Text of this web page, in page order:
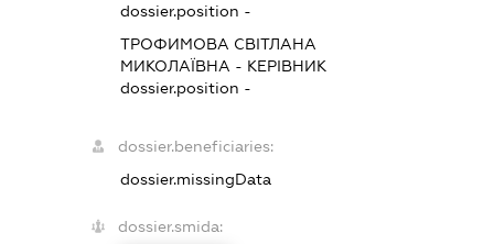
dossier.position -
ТРОФИМОВА СВІТЛАНА
МИКОЛАЇВНА - КЕРІВНИК
dossier.position -
dossier.beneficiaries:
dossier.missingData
dossier.smida: